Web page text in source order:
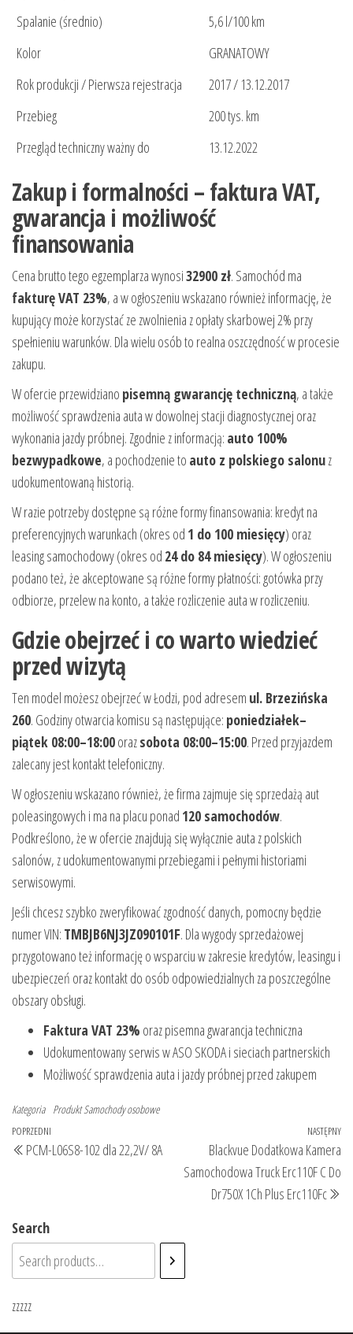
Spalanie (średnio)
5,6 l/100 km
Kolor
GRANATOWY
Rok produkcji / Pierwsza rejestracja
2017 / 13.12.2017
Przebieg
200 tys. km
Przegląd techniczny ważny do
13.12.2022
Zakup i formalności – faktura VAT,
gwarancja i możliwość
finansowania
Cena brutto tego egzemplarza wynosi32900 zł. Samochód ma
fakturę VAT 23%, a w ogłoszeniu wskazano również informację, że
kupujący może korzystać ze zwolnienia z opłaty skarbowej 2% przy
spełnieniu warunków. Dla wielu osób to realna oszczędność w procesie
zakupu.
W ofercie przewidziano pisemną gwarancję techniczną, a także
możliwość sprawdzenia auta w dowolnej stacji diagnostycznej oraz
wykonania jazdy próbnej. Zgodnie z informacją: auto 100%
bezwypadkowe, a pochodzenie to auto z polskiego salonuz
udokumentowaną historią.
W razie potrzeby dostępne są różne formy finansowania: kredyt na
preferencyjnych warunkach (okres od 1 do 100 miesięcy) oraz
leasing samochodowy (okres od 24 do 84 miesięcy). W ogłoszeniu
podano też, że akceptowane są różne formy płatności: gotówka przy
odbiorze, przelew na konto, a także rozliczenie auta w rozliczeniu.
Gdzie obejrzeć i co warto wiedzieć
przed wizytą
Ten model możesz obejrzeć w Łodzi, pod adresem ul. Brzezińska
260. Godziny otwarcia komisu są następujące: poniedziałek–
piątek 08:00–18:00orazsobota 08:00–15:00. Przed przyjazdem
zalecany jest kontakt telefoniczny.
W ogłoszeniu wskazano również, że firma zajmuje się sprzedażą aut
poleasingowych i ma na placu ponad 120 samochodów.
Podkreślono, że w ofercie znajdują się wyłącznie auta z polskich
salonów, z udokumentowanymi przebiegami i pełnymi historiami
serwisowymi.
Jeśli chcesz szybko zweryfikować zgodność danych, pomocny będzie
numer VIN: TMBJB6NJ3JZ090101F. Dla wygody sprzedażowej
przygotowano też informację o wsparciu w zakresie kredytów, leasingu i
ubezpieczeń oraz kontakt do osób odpowiedzialnych za poszczególne
obszary obsługi.
Faktura VAT 23% oraz pisemna gwarancja techniczna
Udokumentowany serwis w ASO SKODA i sieciach partnerskich
Możliwość sprawdzenia auta i jazdy próbnej przed zakupem
Kategoria Produkt Samochody osobowe
Nawigacja
wpisu
Poprzedni
wpis
POPRZEDNI
PCM-L06S8-102 dla 22,2V/ 8A
NASTĘPNY
Blackvue Dodatkowa Kamera
Samochodowa Truck Erc110F C Do
Dr750X 1Ch Plus Erc110Fc
Search
zzzzz